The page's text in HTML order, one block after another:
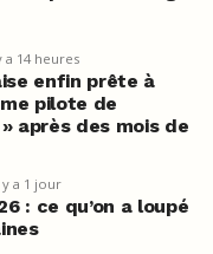
a 14 heures
enfin prête à
pilote de
après des mois de
y a 1 jour
: ce qu’on a loupé